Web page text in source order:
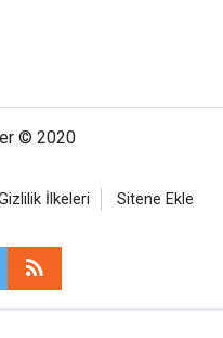
© 2020
İlkeleri Sitene Ekle